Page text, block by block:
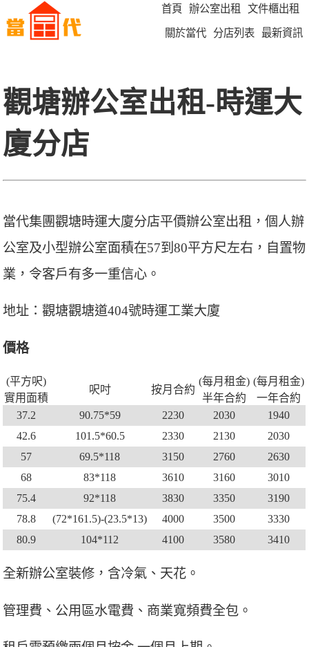
首頁 辦公室出租 文件櫃出租
關於當代 分店列表 最新資訊
觀塘辦公室出租-時運大
廈分店
當代集團觀塘時運大廈分店平價辦公室出租，個人辦
公室及小型辦公室面積在57到80平方尺左右，自置物
業，令客戶有多一重信心。
地址：觀塘觀塘道404號時運工業大廈
價格
(平方呎)
實用面積
呎吋 按月合約
(每月租金)
半年合約
(每月租金)
一年合約
37.2
90.75*59 2230 2030
1940
42.6
101.5*60.5 2330 2130
2030
57
69.5*118 3150 2760
2630
68
83*118 3610 3160
3010
75.4
92*118 3830 3350
3190
78.8
(72*161.5)-(23.5*13) 4000 3500
3330
80.9
104*112 4100 3580 3410
全新辦公室裝修，含冷氣、天花。
管理費、公用區水電費、商業寬頻費全包。